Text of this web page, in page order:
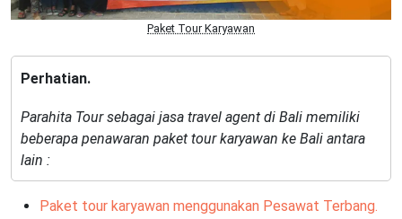
Paket Tour Karyawan
Perhatian.
Parahita Tour sebagai jasa travel agent di Bali memiliki
beberapa penawaran paket tour karyawan ke Bali antara
lain :
Paket tour karyawan menggunakan Pesawat Terbang.